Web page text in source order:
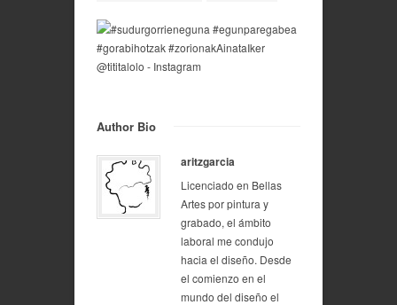
Author Bio
aritzgarcia
Licenciado en Bellas
Artes por pintura y
grabado, el ámbito
laboral me condujo
hacia el diseño. Desde
el comienzo en el
mundo del diseño el